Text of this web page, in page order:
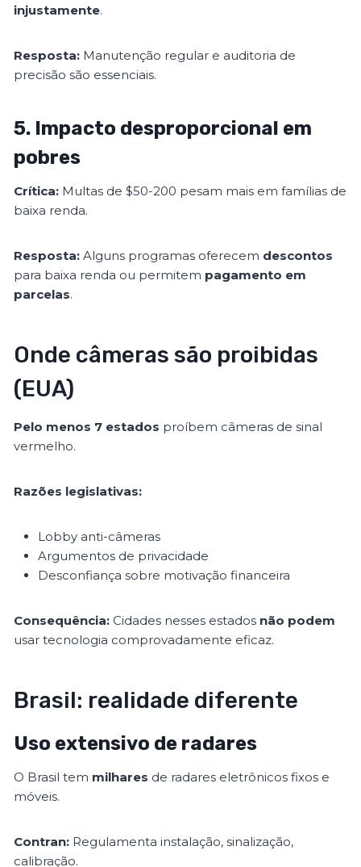
injustamente.
Resposta: Manutenção regular e auditoria de
precisão são essenciais.
5. Impacto desproporcional em
pobres
Crítica: Multas de $50-200 pesam mais em famílias de
baixa renda.
Resposta: Alguns programas oferecem descontos
para baixa renda ou permitem pagamento em
parcelas.
Onde câmeras são proibidas
(EUA)
Pelo menos 7 estados proíbem câmeras de sinal
vermelho.
Razões legislativas:
Lobby anti-câmeras
Argumentos de privacidade
Desconfiança sobre motivação financeira
Consequência: Cidades nesses estados não podem
usar tecnologia comprovadamente eficaz.
Brasil: realidade diferente
Uso extensivo de radares
O Brasil tem milhares de radares eletrônicos fixos e
móveis.
Contran: Regulamenta instalação, sinalização,
calibração.